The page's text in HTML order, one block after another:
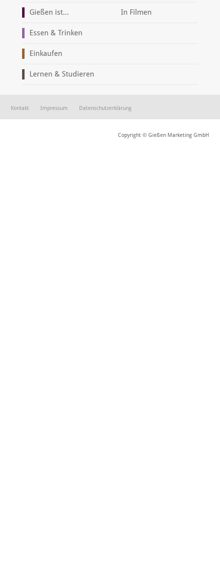
Gießen ist... In Filmen
Essen & Trinken
Einkaufen
Lernen & Studieren
Kontakt Impressum Datenschutzerklärung
Copyright © Gießen Marketing GmbH